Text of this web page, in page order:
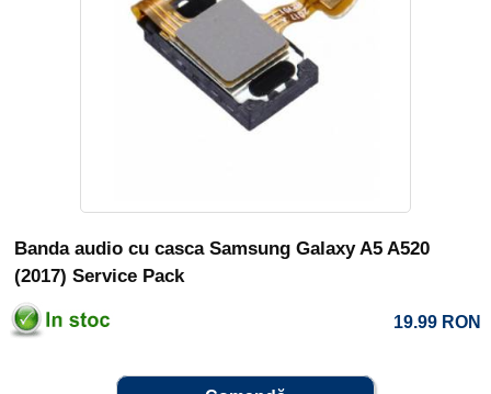
Banda audio cu casca Samsung Galaxy A5 A520
(2017) Service Pack
19.99 RON